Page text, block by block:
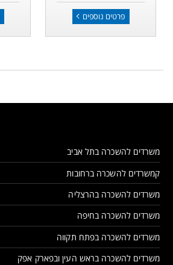
פרטים נוספים
משרדים להשכרה בתל אביב
קמשרדים להשכרה ברחובות
משרדים להשכרה בהרצליה
משרדים להשכרה בחיפה
משרדים להשכרה בפתח תקווה
משרדים להשכרה בראש העין ובפארק אפק